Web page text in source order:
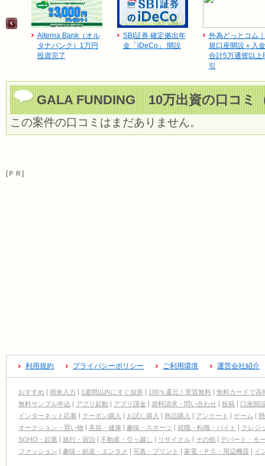
Alterna Bank（オル
タナバンク）1万円
投資完了
SBI証券 確定拠出年
金「iDeCo」 開設
外為どっとコム
規口座開設＋入
合計5万通貨以上
引
GALA FUNDING 10万出資の口コミ
この案件の口コミはまだありません。
[ＰＲ]
利用規約 プライバシーポリシー ご利用環境 運営会社紹介
おすすめ 簡単入力 1週間以内にすぐ加算 100％還元！実質無料
無料カードで高
無料サンプル申込
アプリ起動 アプリ課金 資料請求・問い合わせ 投稿
口座開
インターネット応募
クーポン購入 お試し購入 商品購入 アンケート ゲーム
オークション・買い物
美容・健康 趣味・スポーツ 就職・転職・バイト
クレジ
SOHO・起業
旅行・宿泊 不動産・引っ越し リサイクル その他
デパート・モ
ファッション
趣味・娯楽・エンタメ 写真・プリント 家電・ＰＣ・周辺機器 イ